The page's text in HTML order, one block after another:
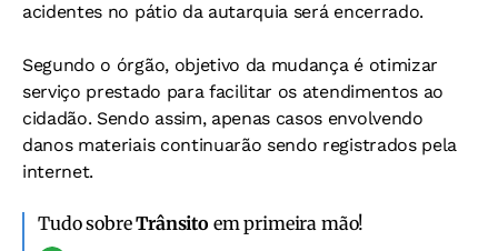
acidentes no pátio da autarquia será encerrado.
Segundo o órgão, objetivo da mudança é otimizar
serviço prestado para facilitar os atendimentos ao
cidadão. Sendo assim, apenas casos envolvendo
danos materiais continuarão sendo registrados pela
internet.
Tudo sobreTrânsito em primeira mão!